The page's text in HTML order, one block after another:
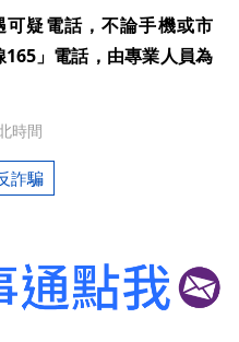
疑電話，不論手機或市
」電話，由專業人員為
時間
詐騙